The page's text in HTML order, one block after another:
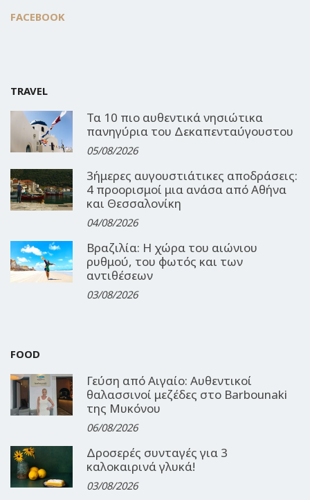
FACEBOOK
TRAVEL
Τα 10 πιο αυθεντικά νησιώτικα
πανηγύρια του Δεκαπενταύγουστου
05/08/2026
3ήμερες αυγουστιάτικες αποδράσεις:
4 προορισμοί μια ανάσα από Αθήνα
και Θεσσαλονίκη
04/08/2026
Βραζιλία: Η χώρα του αιώνιου
ρυθμού, του φωτός και των
αντιθέσεων
03/08/2026
FOOD
Γεύση από Αιγαίο: Αυθεντικοί
θαλασσινοί μεζέδες στο Barbounaki
της Μυκόνου
06/08/2026
Δροσερές συνταγές για 3
καλοκαιρινά γλυκά!
03/08/2026